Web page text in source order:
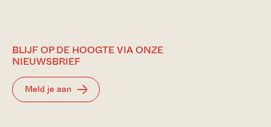
BLIJF OP DE HOOGTE VIA ONZE
NIEUWSBRIEF
Meld je aan